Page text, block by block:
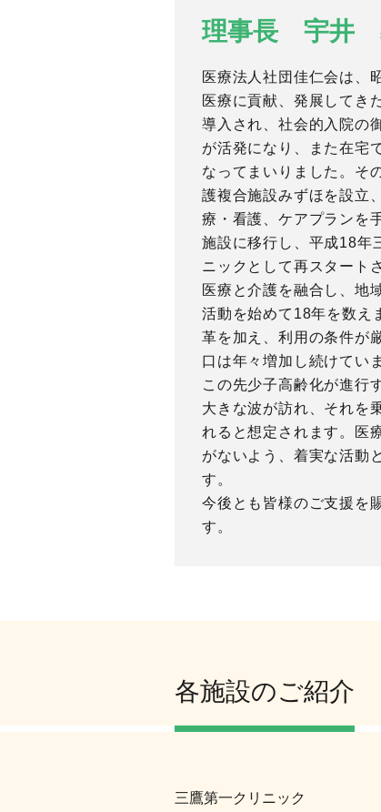
理事長 宇井
医療法人社団佳仁会は、
医療に貢献、発展してき
導入され、社会的入院の
が活発になり、また在宅
なってまいりました。そ
護複合施設みずほを設立
療・看護、ケアプランを
施設に移行し、平成18年
ニックとして再スタート
医療と介護を融合し、地
活動を始めて18年を数え
革を加え、利用の条件が
口は年々増加し続けてい
この先少子高齢化が進行
大きな波が訪れ、それを
れると想定されます。医
がないよう、着実な活動
す。
今後とも皆様のご支援を
す。
各施設のご紹介
三鷹第一クリニック